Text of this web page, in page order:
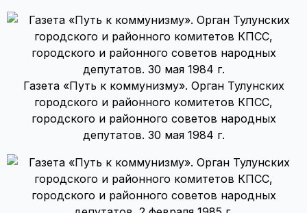
Газета «Путь к коммунизму». Орган Тулунских
городского и районного комитетов КПСС,
городского и районного советов народных
депутатов. 30 мая 1984 г.